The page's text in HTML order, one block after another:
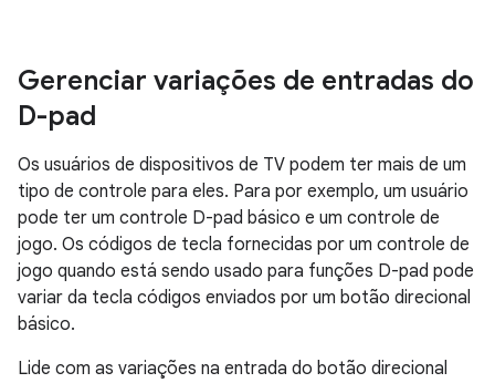
Gerenciar variações de entradas do
D-pad
Os usuários de dispositivos de TV podem ter mais de um
tipo de controle para eles. Para por exemplo, um usuário
pode ter um controle D-pad básico e um controle de
jogo. Os códigos de tecla fornecidas por um controle de
jogo quando está sendo usado para funções D-pad pode
variar da tecla códigos enviados por um botão direcional
básico.
Lide com as variações na entrada do botão direcional